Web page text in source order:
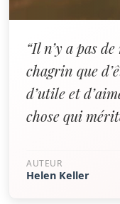
“Il n’y a pas
chagrin que
d’utile et
chose qui
AUTEUR
Helen Keller